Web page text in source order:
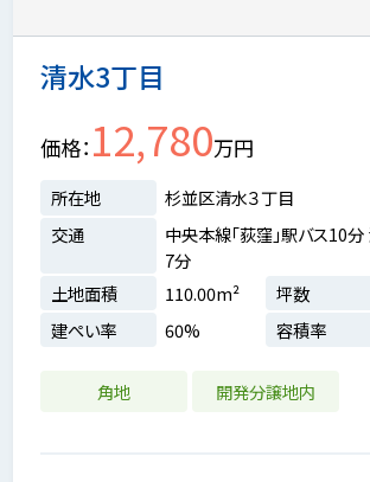
清水3丁目
価格 12,780万円
所在地
杉並区清水３丁目
交通
中央本線「荻窪」駅バス10
7分
土地面積
110.00m² 坪数
建ぺい率
60% 容積率
角地 開発分譲地内